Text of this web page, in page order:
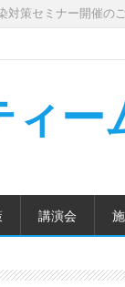
ミナー開催のご案内
ィー
講演会